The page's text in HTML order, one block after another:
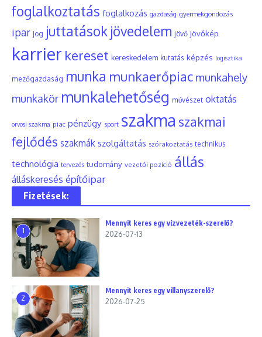
foglalkoztatás foglalkozás gazdaság gyermekgondozás
ipar jog juttatások jövedelem jövő jövőkép
karrier kereset kereskedelem kutatás képzés logisztika
mezőgazdaság munka munkaerőpiac munkahely
munkakör munkalehetőség művészet oktatás
orvosi szakma piac pénzügy sport szakma szakmai
fejlődés szakmák szolgáltatás szórakoztatás technikus
technológia tervezés tudomány vezetői pozíció állás
álláskeresés építőipar
Fizetések:
1
Mennyit keres egy vízvezeték-szerelő?
2026-07-13
2
Mennyit keres egy villanyszerelő?
2026-07-25